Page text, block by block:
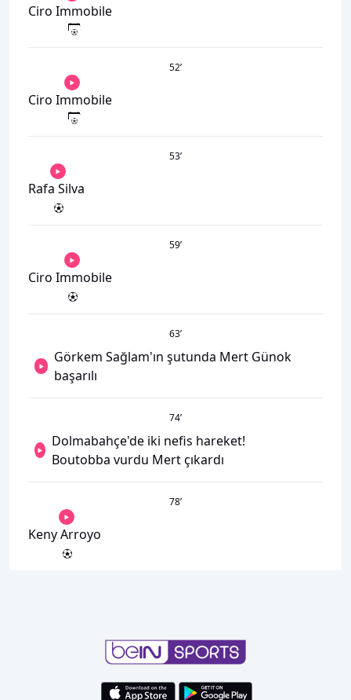
Ciro Immobile
52’
Ciro Immobile
53’
Rafa Silva
59’
Ciro Immobile
63’
Görkem Sağlam'ın şutunda Mert Günok
başarılı
74’
Dolmabahçe'de iki nefis hareket!
Boutobba vurdu Mert çıkardı
78’
Keny Arroyo